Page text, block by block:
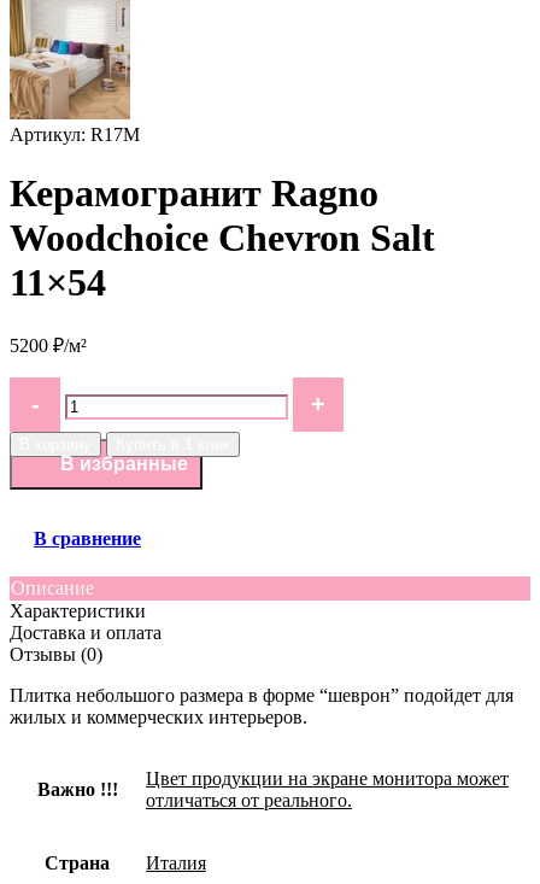
Артикул: R17M
Керамогранит Ragno
Woodchoice Chevron Salt
11×54
5200 ₽/м²
В избранные
В сравнение
Описание
Характеристики
Доставка и оплата
Отзывы (0)
Плитка небольшого размера в форме “шеврон” подойдет для
жилых и коммерческих интерьеров.
Важно !!!
Цвет продукции на экране монитора может
отличаться от реального.
Страна Италия